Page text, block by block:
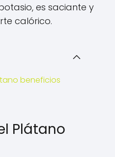
es saciante y
calórico.
beneficios
Plátano